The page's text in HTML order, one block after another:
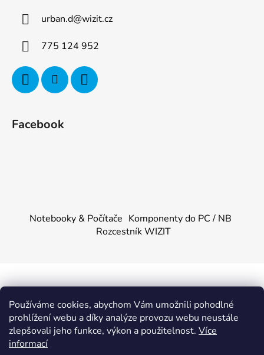
Používáme cookies, abychom Vám umožnili pohodlné
prohlížení webu a díky analýze provozu webu neustále
zlepšovali jeho funkce, výkon a použitelnost. Více
informací
urban.d@wizit.cz
775 124 952
Facebook
Notebooky & Počítače Komponenty do PC / NB
Rozcestník WIZIT
Copyright 2026KOMPONENTY.NET / WIZIT.EU
Všechna práva vyhrazena.|Obchodní podmínky|Ochrana
osobních údajů